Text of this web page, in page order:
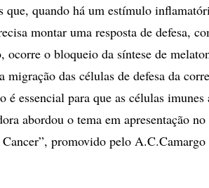
que, quando há um estímulo
montar uma resposta de defesa,
ocorre o bloqueio da síntese de
das células de defesa da
é essencial para que as células
abordou o tema em apresentação
promovido pelo A.C.Camargo